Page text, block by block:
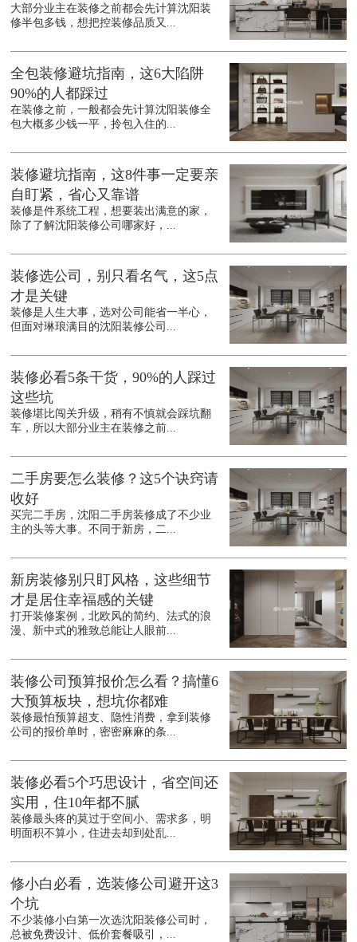
大部分业主在装修之前都会先计算沈阳装
修半包多钱，想把控装修品质又...
全包装修避坑指南，这6大陷阱
90%的人都踩过
在装修之前，一般都会先计算沈阳装修全
包大概多少钱一平，拎包入住的...
装修避坑指南，这8件事一定要亲
自盯紧，省心又靠谱
装修是件系统工程，想要装出满意的家，
除了了解沈阳装修公司哪家好，...
装修选公司，别只看名气，这5点
才是关键
装修是人生大事，选对公司能省一半心，
但面对琳琅满目的沈阳装修公司...
装修必看5条干货，90%的人踩过
这些坑
装修堪比闯关升级，稍有不慎就会踩坑翻
车，所以大部分业主在装修之前...
二手房要怎么装修？这5个诀窍请
收好
买完二手房，沈阳二手房装修成了不少业
主的头等大事。不同于新房，二...
新房装修别只盯风格，这些细节
才是居住幸福感的关键
打开装修案例，北欧风的简约、法式的浪
漫、新中式的雅致总能让人眼前...
装修公司预算报价怎么看？搞懂6
大预算板块，想坑你都难
装修最怕预算超支、隐性消费，拿到装修
公司的报价单时，密密麻麻的条...
装修必看5个巧思设计，省空间还
实用，住10年都不腻
装修最头疼的莫过于空间小、需求多，明
明面积不算小，住进去却到处乱...
修小白必看，选装修公司避开这3
个坑
不少装修小白第一次选沈阳装修公司时，
总被免费设计、低价套餐吸引，...